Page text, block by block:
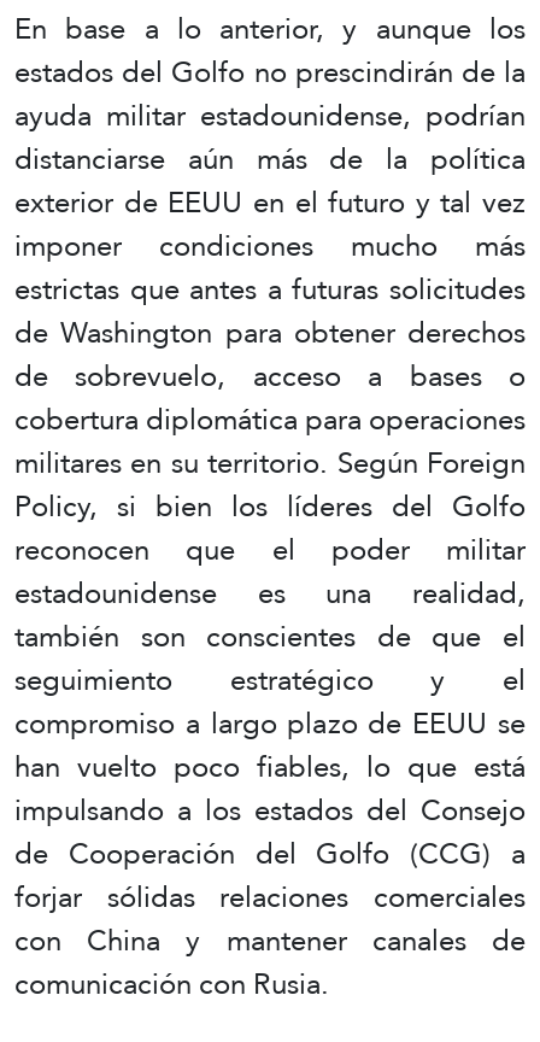
En base a lo anterior, y aunque los
estados del Golfo no prescindirán de la
ayuda militar estadounidense, podrían
distanciarse aún más de la política
exterior de EEUU en el futuro y tal vez
imponer condiciones mucho más
estrictas que antes a futuras solicitudes
de Washington para obtener derechos
de sobrevuelo, acceso a bases o
cobertura diplomática para operaciones
militares en su territorio. Según Foreign
Policy, si bien los líderes del Golfo
reconocen que el poder militar
estadounidense es una realidad,
también son conscientes de que el
seguimiento estratégico y el
compromiso a largo plazo de EEUU se
han vuelto poco fiables, lo que está
impulsando a los estados del Consejo
de Cooperación del Golfo (CCG) a
forjar sólidas relaciones comerciales
con China y mantener canales de
comunicación con Rusia.